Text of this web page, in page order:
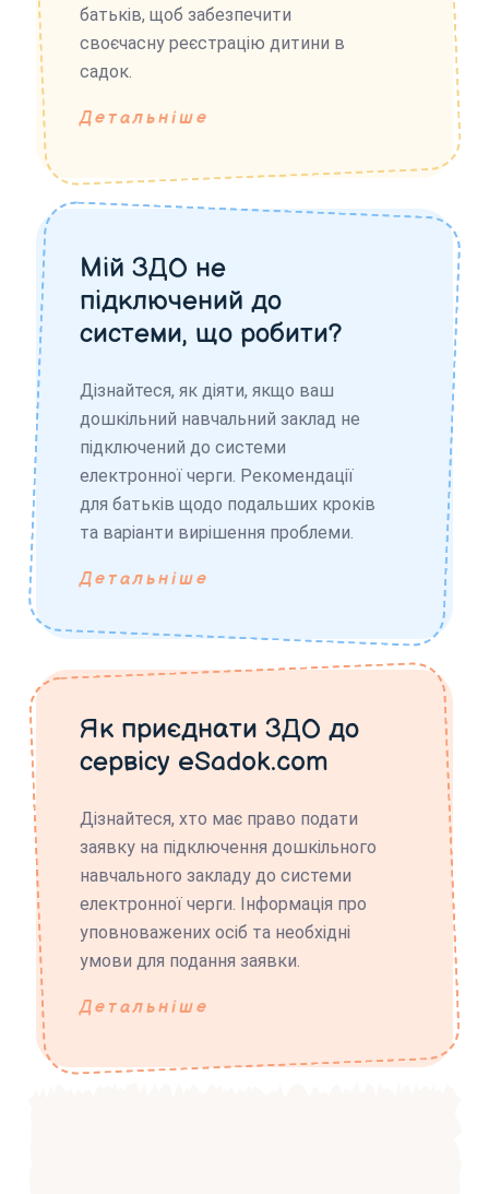
батьків, щоб забезпечити
своєчасну реєстрацію дитини в
садок.
Детальніше
Мій ЗДО не
підключений до
системи, що робити?
Дізнайтеся, як діяти, якщо ваш
дошкільний навчальний заклад не
підключений до системи
електронної черги. Рекомендації
для батьків щодо подальших кроків
та варіанти вирішення проблеми.
Детальніше
Як приєднати ЗДО до
сервісу eSadok.com
Дізнайтеся, хто має право подати
заявку на підключення дошкільного
навчального закладу до системи
електронної черги. Інформація про
уповноважених осіб та необхідні
умови для подання заявки.
Детальніше